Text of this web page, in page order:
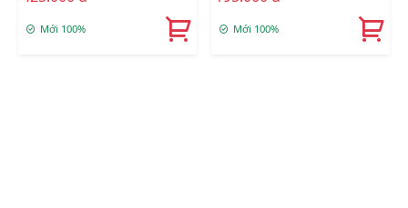
Mới 100% Mới 100%